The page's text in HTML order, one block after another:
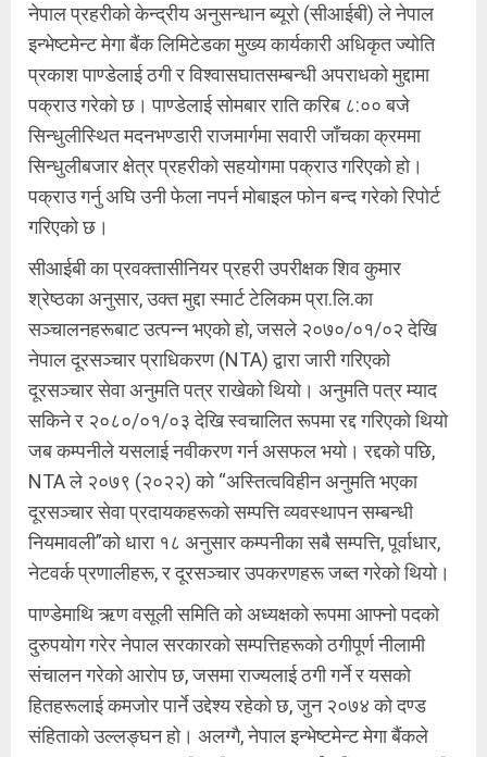
नेपाल प्रहरीको केन्द्रीय अनुसन्धान ब्यूरो (सीआईबी) ले नेपाल
इन्भेष्टमेन्ट मेगा बैंक लिमिटेडका मुख्य कार्यकारी अधिकृत ज्योति
प्रकाश पाण्डेलाई ठगी र विश्वासघातसम्बन्धी अपराधको मुद्दामा
पक्राउ गरेको छ। पाण्डेलाई सोमबार राति करिब ८:०० बजे
सिन्धुलीस्थित मदनभण्डारी राजमार्गमा सवारी जाँचका क्रममा
सिन्धुलीबजार क्षेत्र प्रहरीको सहयोगमा पक्राउ गरिएको हो।
पक्राउ गर्नु अघि उनी फेला नपर्न मोबाइल फोन बन्द गरेको रिपोर्ट
गरिएको छ।
सीआईबी का प्रवक्तासीनियर प्रहरी उपरीक्षक शिव कुमार
श्रेष्ठका अनुसार, उक्त मुद्दा स्मार्ट टेलिकम प्रा.लि.का
सञ्चालनहरूबाट उत्पन्न भएको हो, जसले २०७०/०१/०२ देखि
नेपाल दूरसञ्चार प्राधिकरण (NTA) द्वारा जारी गरिएको
दूरसञ्चार सेवा अनुमति पत्र राखेको थियो। अनुमति पत्र म्याद
सकिने र २०८०/०१/०३ देखि स्वचालित रूपमा रद्द गरिएको थियो
जब कम्पनीले यसलाई नवीकरण गर्न असफल भयो। रद्दको पछि,
NTA ले २०७९ (२०२२) को “अस्तित्वविहीन अनुमति भएका
दूरसञ्चार सेवा प्रदायकहरूको सम्पत्ति व्यवस्थापन सम्बन्धी
नियमावली”को धारा १८ अनुसार कम्पनीका सबै सम्पत्ति, पूर्वाधार,
नेटवर्क प्रणालीहरू, र दूरसञ्चार उपकरणहरू जब्त गरेको थियो।
पाण्डेमाथि ऋण वसूली समिति को अध्यक्षको रूपमा आफ्नो पदको
दुरुपयोग गरेर नेपाल सरकारको सम्पत्तिहरूको ठगीपूर्ण नीलामी
संचालन गरेको आरोप छ, जसमा राज्यलाई ठगी गर्ने र यसको
हितहरूलाई कमजोर पार्ने उद्देश्य रहेको छ, जुन २०७४ को दण्ड
संहिताको उल्लङ्घन हो। अलग्गै, नेपाल इन्भेष्टमेन्ट मेगा बैंकले